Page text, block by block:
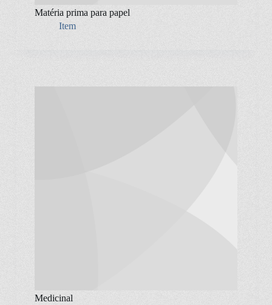
Matéria prima para papel
Item
Medicinal